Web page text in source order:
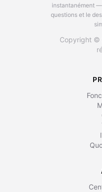
instantanément
questions et le
Copyright ©